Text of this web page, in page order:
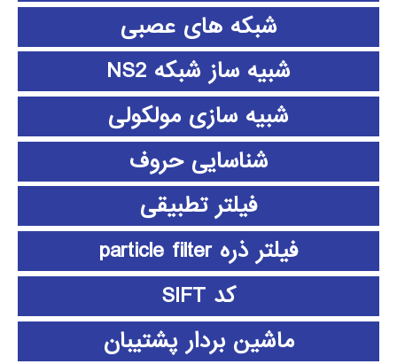
شبکه های عصبی
شبیه ساز شبکه NS2
شبیه سازی مولکولی
شناسایی حروف
فیلتر تطبیقی
فیلتر ذره particle filter
کد SIFT
ماشین بردار پشتیبان